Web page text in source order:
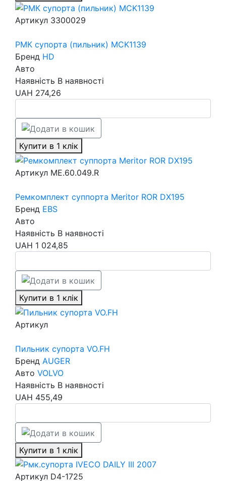
Артикул 3300029
РМК супорта (пильник) MCK1139
Бренд HD
Авто
Наявність В наявності
UAH 274,26
Купити в 1 клік
Артикул ME.60.049.R
Ремкомплект суппорта Meritor ROR DX195
Бренд EBS
Авто
Наявність В наявності
UAH 1 024,85
Купити в 1 клік
Артикул
Пильник супорта VO.FH
Бренд AUGER
Авто VOLVO
Наявність В наявності
UAH 455,49
Купити в 1 клік
Артикул D4-1725